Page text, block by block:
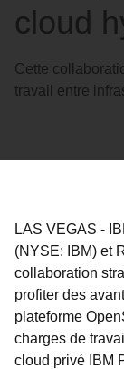
cloud
Cette
travail entre
LAS VEGAS -
(NYSE: IBM) et
collaboration
profiter des
plateforme
charges de
cloud privé IBM